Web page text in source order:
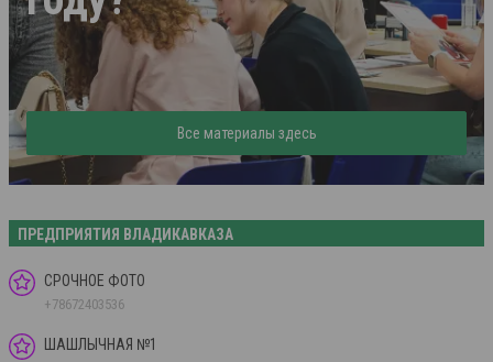
Все материалы здесь
ПРЕДПРИЯТИЯ ВЛАДИКАВКАЗА
СРОЧНОЕ ФОТО
+78672403536
ШАШЛЫЧНАЯ №1